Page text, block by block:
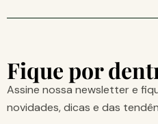
Fique por
Assine nossa newsletter e
novidades, dicas e das